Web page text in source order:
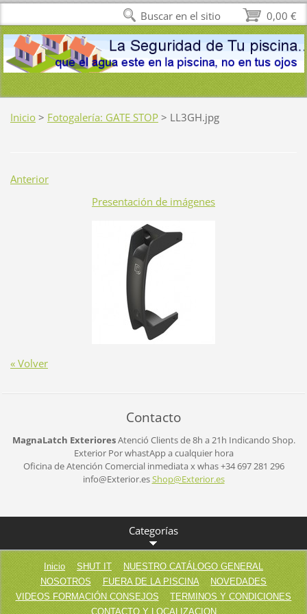
Inicio > Fotogalería: GATE STOP > LL3GH.jpg
Anterior
Presentación de imágenes
« Volver
Contacto
MagnaLatch ExterioresAtenció Clients de 8h a 21h Indicando Shop.
Exterior Por whastApp a cualquier hora
Oficina de Atención Comercial inmediata x whas +34 697 281 296
info@Exterior.esShop@Exterior.es
Categorías
Inicio SHUT IT
NUESTRO CATÁLOGO GENERAL
NOSOTROS
FUERA DE LA PISCINA
NOVEDADES
VIDEOS FORMACIÓN CONSEJOS
TERMINOS Y CONDICIONES
CONTACTO Y LOCALIZACION
0,00 €
Buscar en el sitio